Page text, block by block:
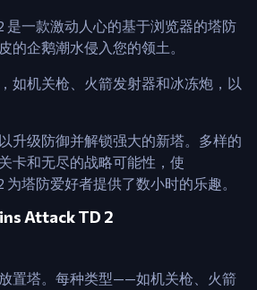
是一款激动人心的基于浏览器的塔防
的企鹅潮水侵入您的领土。
如机关枪、火箭发射器和冰冻炮，以
升级防御并解锁强大的新塔。多样的
卡和无尽的战略可能性，使
为塔防爱好者提供了数小时的乐趣。
Attack TD 2
置塔。每种类型——如机关枪、火箭